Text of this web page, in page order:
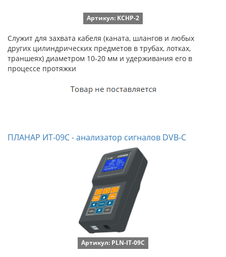
Артикул: KCHP-2
Служит для захвата кабеля (каната, шлангов и любых
других цилиндрических предметов в трубах, лотках,
траншеях) диаметром 10-20 мм и удерживания его в
процессе протяжки
ПЛАНАР ИТ-09С - анализатор сигналов DVB-C
Артикул: PLN-IT-09C